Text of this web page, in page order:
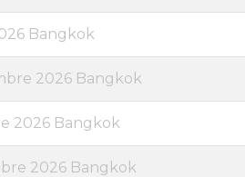
Bangkok
2026 Bangkok
2026 Bangkok
2026 Bangkok